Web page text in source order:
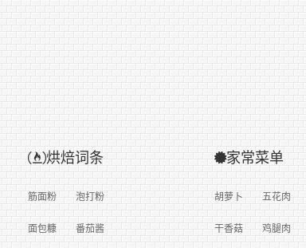
烘焙词条
筋面粉 泡打粉
面包糠 番茄酱
家常菜单
胡萝卜 五花肉
干香菇 鸡腿肉